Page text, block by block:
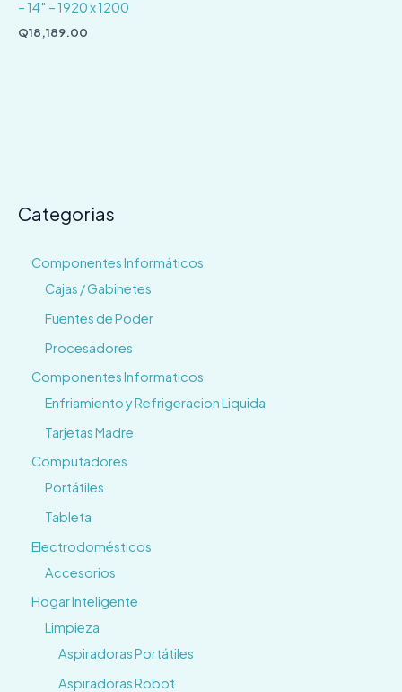
Categorias
Componentes Informáticos
Cajas / Gabinetes
Fuentes de Poder
Procesadores
Componentes Informaticos
Enfriamiento y Refrigeracion Liquida
Tarjetas Madre
Computadores
Portátiles
Tableta
Electrodomésticos
Accesorios
Hogar Inteligente
Limpieza
Aspiradoras Portátiles
Aspiradoras Robot
– 14″ – 1920 x 1200
Q18,189.00